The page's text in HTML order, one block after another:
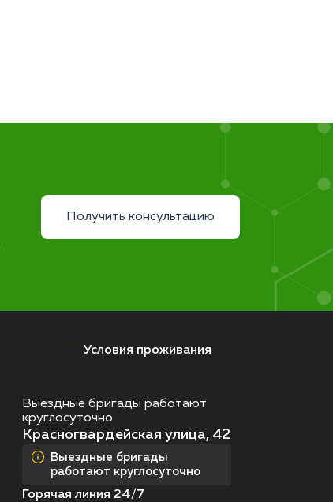
Получить консультацию
Условия проживания
Выездные бригады работают
круглосуточно
Красногвардейская улица, 42
Выездные бригады
работают круглосуточно
Горячая линия 24/7